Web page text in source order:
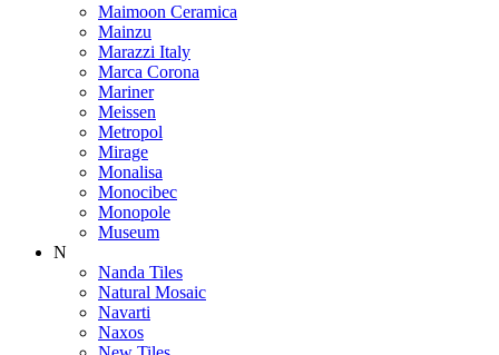
Maimoon Ceramica
Mainzu
Marazzi Italy
Marca Corona
Mariner
Meissen
Metropol
Mirage
Monalisa
Monocibec
Monopole
Museum
N
Nanda Tiles
Natural Mosaic
Navarti
Naxos